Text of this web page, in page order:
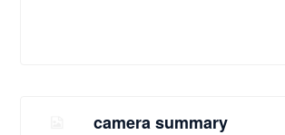
camera summary